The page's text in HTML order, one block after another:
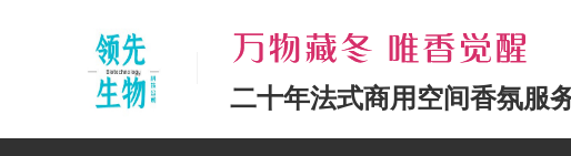
二十年法式商用空间香氛服